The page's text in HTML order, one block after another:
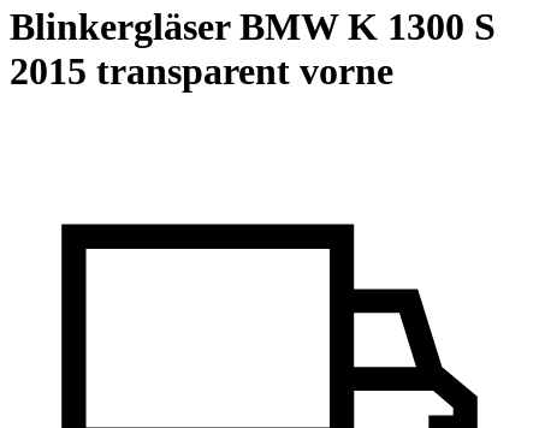
Blinkergläser BMW K 1300 S
2015 transparent vorne